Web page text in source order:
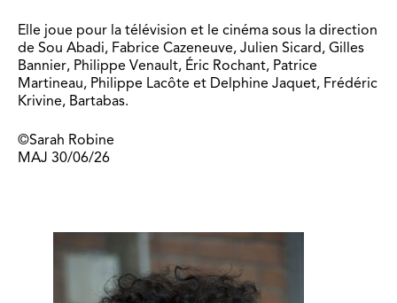
Elle joue pour la télévision et le cinéma sous la direction
de Sou Abadi, Fabrice Cazeneuve, Julien Sicard, Gilles
Bannier, Philippe Venault, Éric Rochant, Patrice
Martineau, Philippe Lacôte et Delphine Jaquet, Frédéric
Krivine, Bartabas.
©Sarah Robine
MAJ 30/06/26